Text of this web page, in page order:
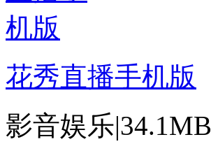
花秀直播手机版
影音娱乐|34.1MB